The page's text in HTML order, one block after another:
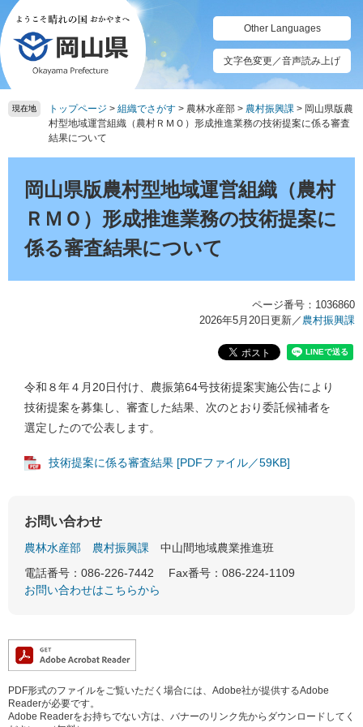
ペ
ー
ジ
の
先
頭
メ
ニ
ュ
ー
を
飛
本
Other Languages
文字色変更／音声読み上げ
現在地 トップページ > 組織でさがす > 農林水産部 > 農村振興課 > 岡山県版農
村型地域運営組織（農村ＲＭＯ）形成推進業務の技術提案に係る審査
結果について
岡山県版農村型地域運営組織（農村
ＲＭＯ）形成推進業務の技術提案に
係る審査結果について
ページ番号：1036860
2026年5月20日更新／ 農村振興課
令和８年４月20日付け、農振第64号技術提案実施公告により
技術提案を募集し、審査した結果、次のとおり委託候補者を
選定したので公表します。
技術提案に係る審査結果 [PDFファイル／59KB]
お問い合わせ
農林水産部 農村振興課
中山間地域農業推進班
電話番号：086-226-7442
Fax番号：086-224-1109
お問い合わせはこちらから
PDF形式のファイルをご覧いただく場合には、Adobe社が提供するAdobe
Readerが必要です。
Adobe Readerをお持ちでない方は、バナーのリンク先からダウンロードしてく